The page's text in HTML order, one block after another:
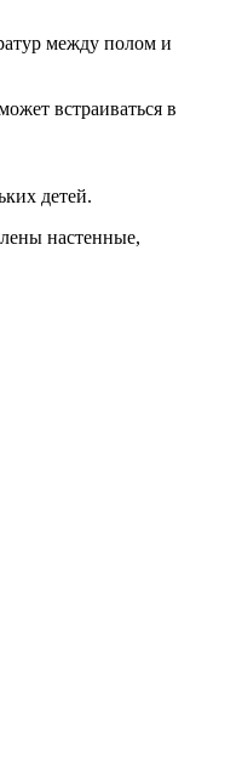
между полом и
встраиваться в
детей.
настенные,